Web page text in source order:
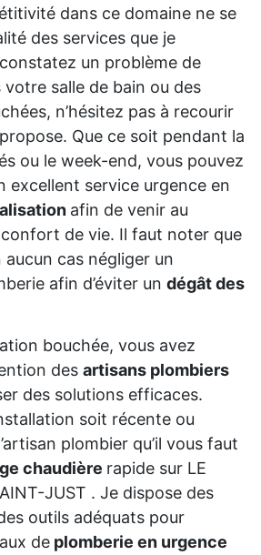
dans ce domaine ne se
des services que je
un problème de
salle de bain ou des
n’hésitez pas à recourir
Que ce soit pendant la
ou le week-end, vous pouvez
excellent service urgence en
afin de venir au
de vie. Il faut noter que
cas négliger un
afin d’éviter un dégât des
bouchée, vous avez
des artisans plombiers
des solutions efficaces.
soit récente ou
plombier qu’il vous faut
chaudière rapide sur LE
JUST . Je dispose des
outils adéquats pour
de plomberie en urgence